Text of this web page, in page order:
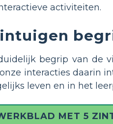
activiteiten.
begrip van de
interacties daarin
leven en in het
MET 5